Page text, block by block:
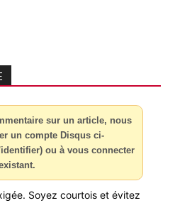
sur un article, nous
un compte Disqus ci-
ou à vous connecter
Soyez courtois et évitez